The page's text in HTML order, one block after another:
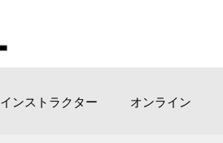
インストラクター オンライン